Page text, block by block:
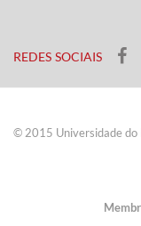
​REDES SOCIAIS​​
© 2015 Universidade do